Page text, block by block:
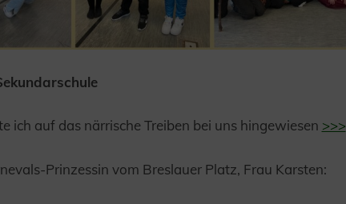
ich auf das närrische Treiben bei uns hingewiesen >>>
Prinzessin vom Breslauer Platz, Frau Karsten: